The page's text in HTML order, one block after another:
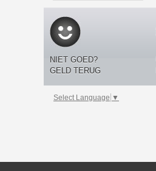
NIET GOED?
GELD TERUG
Select Language ▼